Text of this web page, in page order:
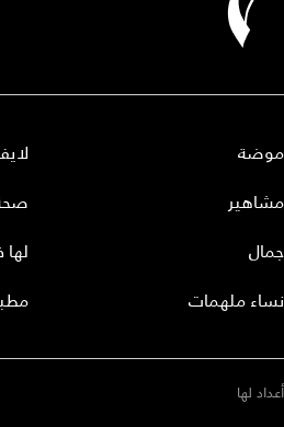
موضة
مشاهير
جمال
نساء ملهمات
لها
أعداد لها